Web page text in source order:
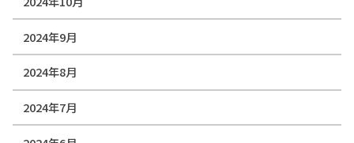
2024年9月
2024年8月
2024年7月